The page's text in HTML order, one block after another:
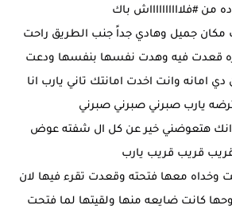
من#فلااااااااااش باك
جميل وهادي جداً جنب الطريق راحت
قعدت فيه وهدت نفسها بنفسها ودعت
دي امانه وانت اخدت امانتك تاني يارب انا
يارب صبرني صبرني صبرني
انك هتعوضني خير عن كل ال شفته عوض
قريب قريب يارب
معها فتحته وقعدت تقرء فيها لان
كانت ضايعه منها ولقيتها لما فتحت